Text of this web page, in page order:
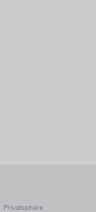
Privatsphäre